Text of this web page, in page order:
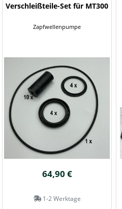
Verschleißteile-Set für MT300
Zapfwellenpumpe
64,90 €
1-2 Werktage